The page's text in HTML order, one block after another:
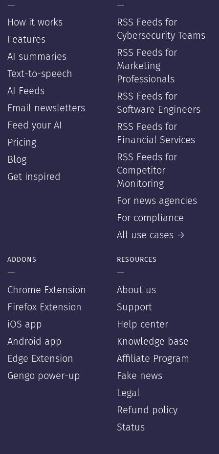
—
How it works
Features
AI summaries
Text-to-speech
AI Feeds
Email newsletters
Feed your AI
Pricing
Blog
Get inspired
—
RSS Feeds for
Cybersecurity Teams
RSS Feeds for
Marketing
Professionals
RSS Feeds for
Software Engineers
RSS Feeds for
Financial Services
RSS Feeds for
Competitor
Monitoring
For news agencies
For compliance
All use cases →
ADDONS
—
Chrome Extension
Firefox Extension
iOS app
Android app
Edge Extension
Gengo power-up
RESOURCES
—
About us
Support
Help center
Knowledge base
Affiliate Program
Fake news
Legal
Refund policy
Status